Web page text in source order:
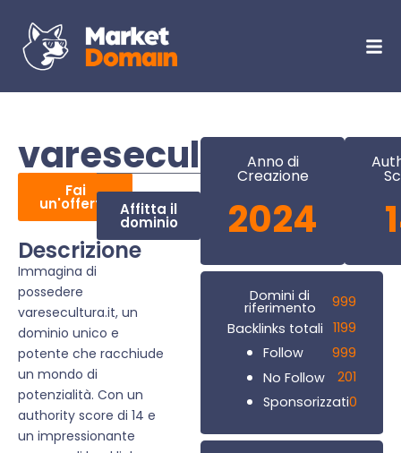
varesecultura.it
Fai
un'offerta Affitta il
dominio
Descrizione
Immagina di
possedere
varesecultura.it, un
dominio unico e
potente che racchiude
un mondo di
potenzialità. Con un
authority score di 14 e
un impressionante
Anno di
Creazione
2024
Domini di
riferimento
999
Backlinks totali 1199
Follow
999
No Follow
201
Sponsorizzati0